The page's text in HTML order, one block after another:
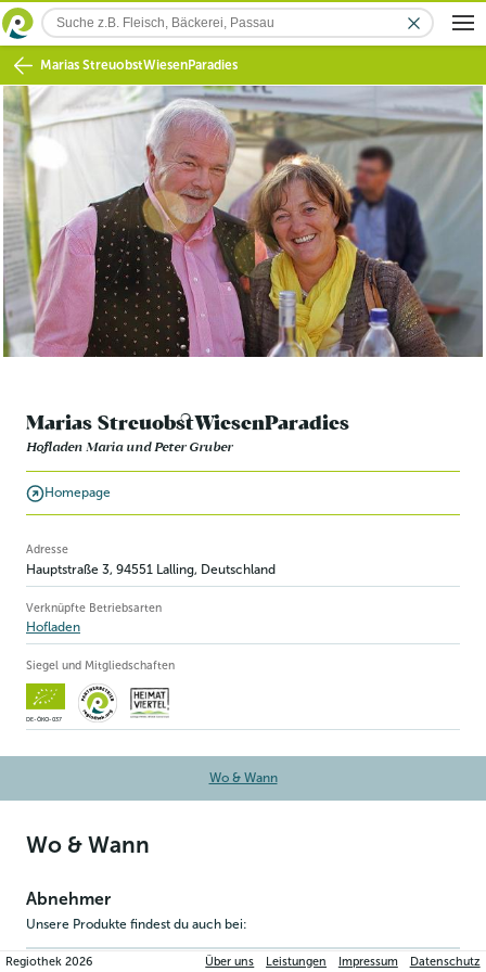
Marias StreuobstWiesenParadies
Marias StreuobstWiesenParadies
Hofladen Maria und Peter Gruber
Homepage
Betriebsinformation
Adresse
Hauptstraße 3, 94551 Lalling, Deutschland
Verknüpfte Betriebsarten
Hofladen
Siegel und Mitgliedschaften
DE-ÖKO-037
Wo & Wann
Wo & Wann
Abnehmer
Unsere Produkte findest du auch bei:
Regiothek2026 Über uns Leistungen Impressum Datenschutz